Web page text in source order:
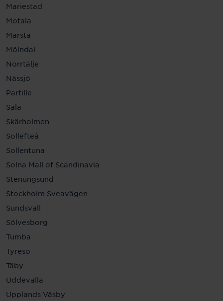
Mariestad
Motala
Märsta
Mölndal
Norrtälje
Nässjö
Partille
Sala
Skärholmen
Sollefteå
Sollentuna
Solna Mall of Scandinavia
Stenungsund
Stockholm Sveavägen
Sundsvall
Sölvesborg
Tumba
Tyresö
Täby
Uddevalla
Upplands Väsby